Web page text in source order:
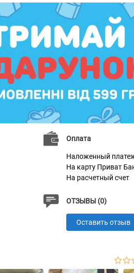
Оплата
Наложенный
На карту Приват
На расчетный счет
ОТЗЫВЫ (0)
Оставить отзыв